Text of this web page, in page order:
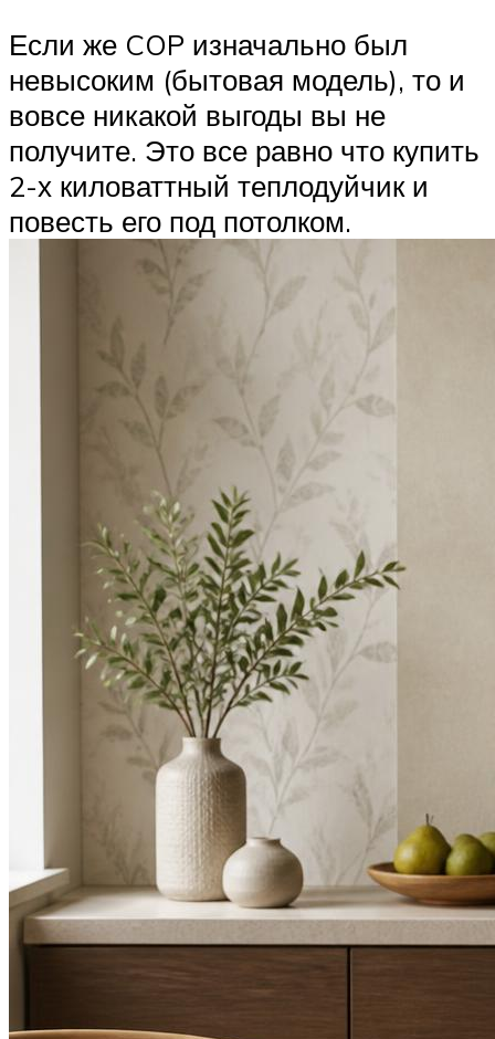
Если же COP изначально был
невысоким (бытовая модель), то и
вовсе никакой выгоды вы не
получите. Это все равно что купить
2-х киловаттный теплодуйчик и
повесть его под потолком.